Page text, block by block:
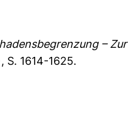
– Zur
S. 1614-1625.